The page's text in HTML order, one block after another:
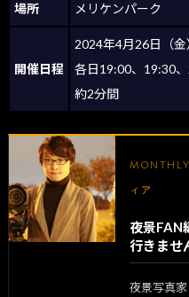
場所 メリケンパーク
開催日程
2024年4月26日（金
各日19:00、19:30
約2分間
ィア
夜景FAN
行きませ
夜景写真